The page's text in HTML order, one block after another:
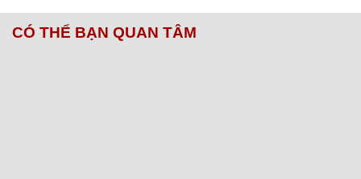
CÓ THỂ BẠN QUAN TÂM